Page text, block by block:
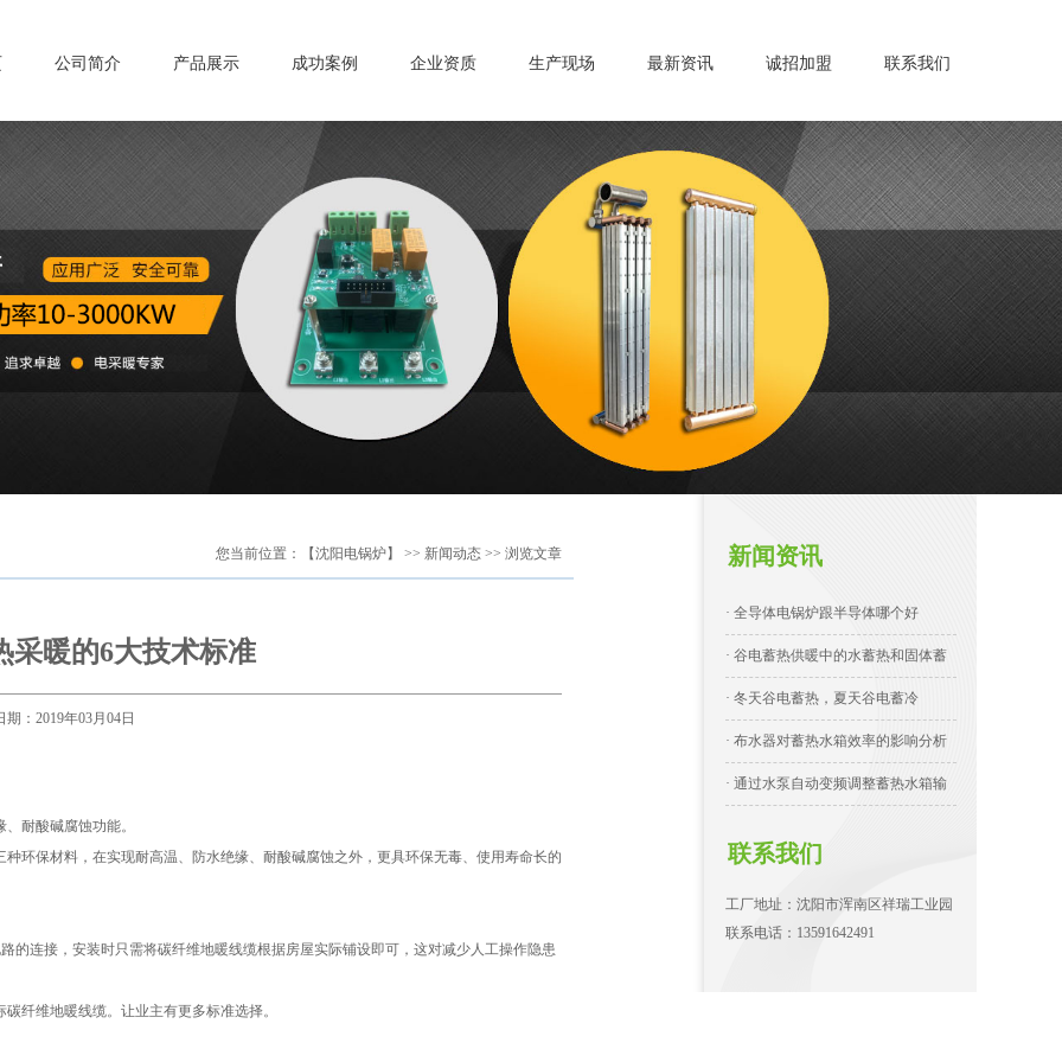
公司简介 产品展示 成功案例 企业资质 生产现场 最新资讯 诚招加盟 联系我们
您当前位置： 【沈阳电锅炉】 >> 新闻动态 >> 浏览文章
采暖的6大技术标准
期：2019年03月04日
耐酸碱腐蚀功能。
保材料，在实现耐高温、防水绝缘、耐酸碱腐蚀之外，更具环保无毒、使用寿命长的
连接，安装时只需将碳纤维地暖线缆根据房屋实际铺设即可，这对减少人工操作隐患
维地暖线缆。让业主有更多标准选择。
新闻资讯
· 全导体电锅炉跟半导体哪个好
· 谷电蓄热供暖中的水蓄热和固体蓄
· 冬天谷电蓄热，夏天谷电蓄冷
· 布水器对蓄热水箱效率的影响分析
· 通过水泵自动变频调整蓄热水箱输
联系我们
工厂地址：沈阳市浑南区祥瑞工业园
联系电话：13591642491